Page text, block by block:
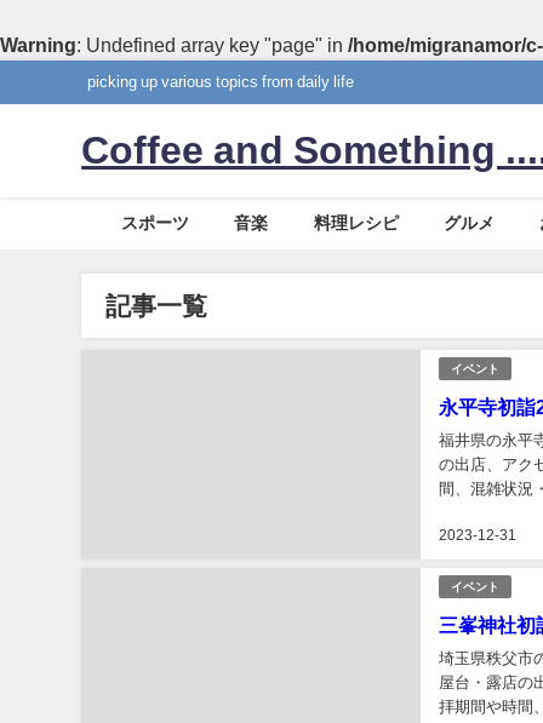
Warning: Undefined array key "page" in /home/migranamor/
picking up various topics from daily life
Coffee and Something
スポーツ 音楽 料理レシピ グルメ
記事一覧
イベント
永平寺初詣
2023-12-31
福井県の永平
の出店、アク
間、混雑状況
イベント
三峯神社初
埼玉県秩父市
屋台・露店の
拝期間や時間